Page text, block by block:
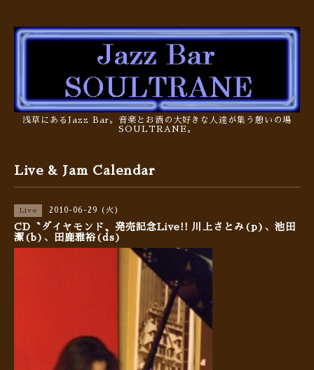
浅草にあるJazz Bar。音楽とお酒の大好きな人達が集う憩いの場
SOULTRANE。
Live & Jam Calendar
Live 2010-06-29 (火)
CD〝ダイヤモンド〟発売記念Live!! 川上さとみ(p)、池田
潔(b)、田鹿雅裕(ds)